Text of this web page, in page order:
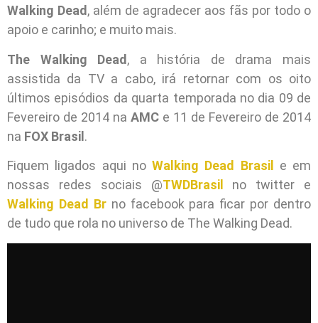
Walking Dead, além de agradecer aos fãs por todo o
apoio e carinho; e muito mais.
The Walking Dead, a história de drama mais
assistida da TV a cabo, irá retornar com os oito
últimos episódios da quarta temporada no dia 09 de
Fevereiro de 2014 na AMC e 11 de Fevereiro de 2014
na FOX Brasil.
Fiquem ligados aqui no Walking Dead Brasil
e em
nossas redes sociais @TWDBrasil
no twitter e
Walking Dead Brno facebook para ficar por dentro
de tudo que rola no universo de The Walking Dead.